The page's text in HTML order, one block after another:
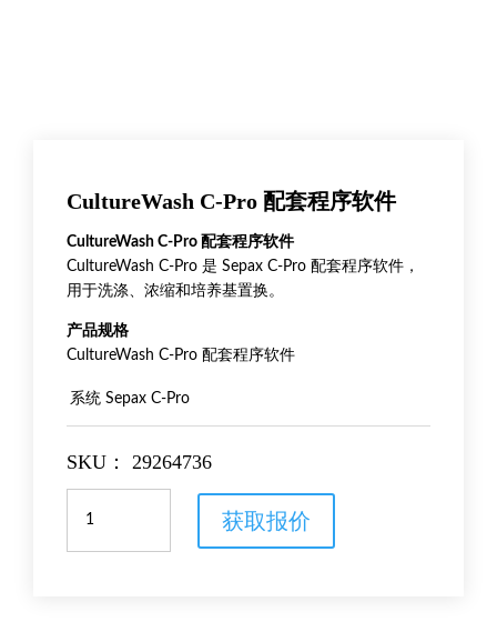
CultureWash C-Pro 配套程序软件
CultureWash C-Pro 配套程序软件
CultureWash C-Pro 是 Sepax C-Pro 配套程序软件，
用于洗涤、浓缩和培养基置换。
产品规格
CultureWash C-Pro 配套程序软件
系统 Sepax C-Pro
SKU： 29264736
获取报价